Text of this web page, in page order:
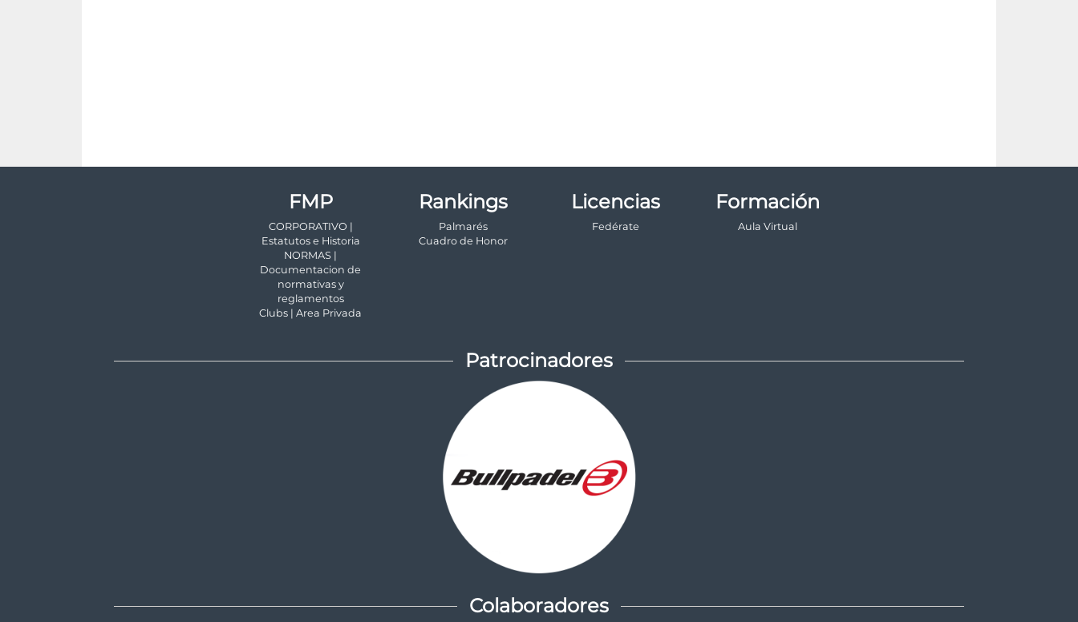
FMP
CORPORATIVO |
Estatutos e Historia
NORMAS |
Documentacion de
normativas y
reglamentos
Clubs | Area Privada
Rankings
Palmarés
Cuadro de Honor
Licencias
Fedérate
Formación
Aula Virtual
Patrocinadores
Colaboradores